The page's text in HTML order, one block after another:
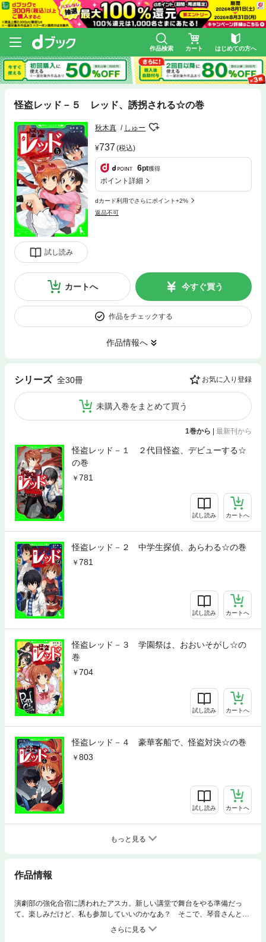
作品検索 カート はじめての方へ
怪盗レッド－５ レッド、誘拐される☆の巻
試し読み
秋木真 しゅー
737 (税込)
6pt獲得
ポイント詳細
dカード利用でさらにポイント+2%
返品不可
カートへ 今すぐ買う
作品をチェックする
作品情報へ
シリーズ 全30冊 お気に入り登録
未購入巻をまとめて買う
1巻から | 最新刊から
怪盗レッド－１ ２代目怪盗、デビューする☆
の巻
781
試し読み カートへ
怪盗レッド－２ 中学生探偵、あらわる☆の巻
781
試し読み カートへ
怪盗レッド－３ 学園祭は、おおいそがし☆の
巻
704
試し読み カートへ
怪盗レッド－４ 豪華客船で、怪盗対決☆の巻
803
試し読み カートへ
もっと見る
作品情報
演劇部の強化合宿に誘われたアスカ。新しい講堂で舞台をやる準備だっ
て。楽しみだけど、私も参加していいのかなあ？ そこで、琴音さんと再
会したんだ。講堂のオーナーの琴音さん、またしても事件にまきこまれ
て…！【小学中級から ★★】